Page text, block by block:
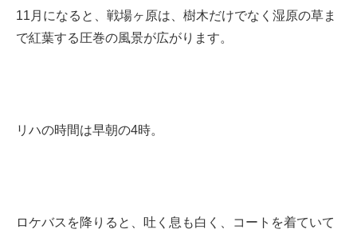
11月になると、戦場ヶ原は、樹木だけでなく湿原の草ま
で紅葉する圧巻の風景が広がります。
リハの時間は早朝の4時。
ロケバスを降りると、吐く息も白く、コートを着ていて